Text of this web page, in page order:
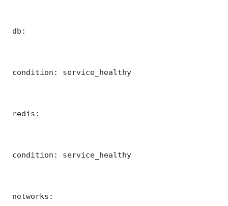
db:
condition: service_healthy
redis:
condition: service_healthy
networks: